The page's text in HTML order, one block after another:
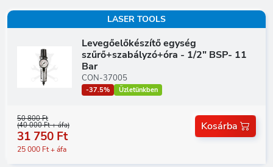
LASER TOOLS
Levegőelőkészítő egység
szűrő+szabályzó+óra - 1/2" BSP- 11
Bar
CON-37005
-37.5% Üzletünkben
50 800 Ft
(40 000 Ft + áfa)
31 750 Ft
25 000 Ft + áfa
Kosárba